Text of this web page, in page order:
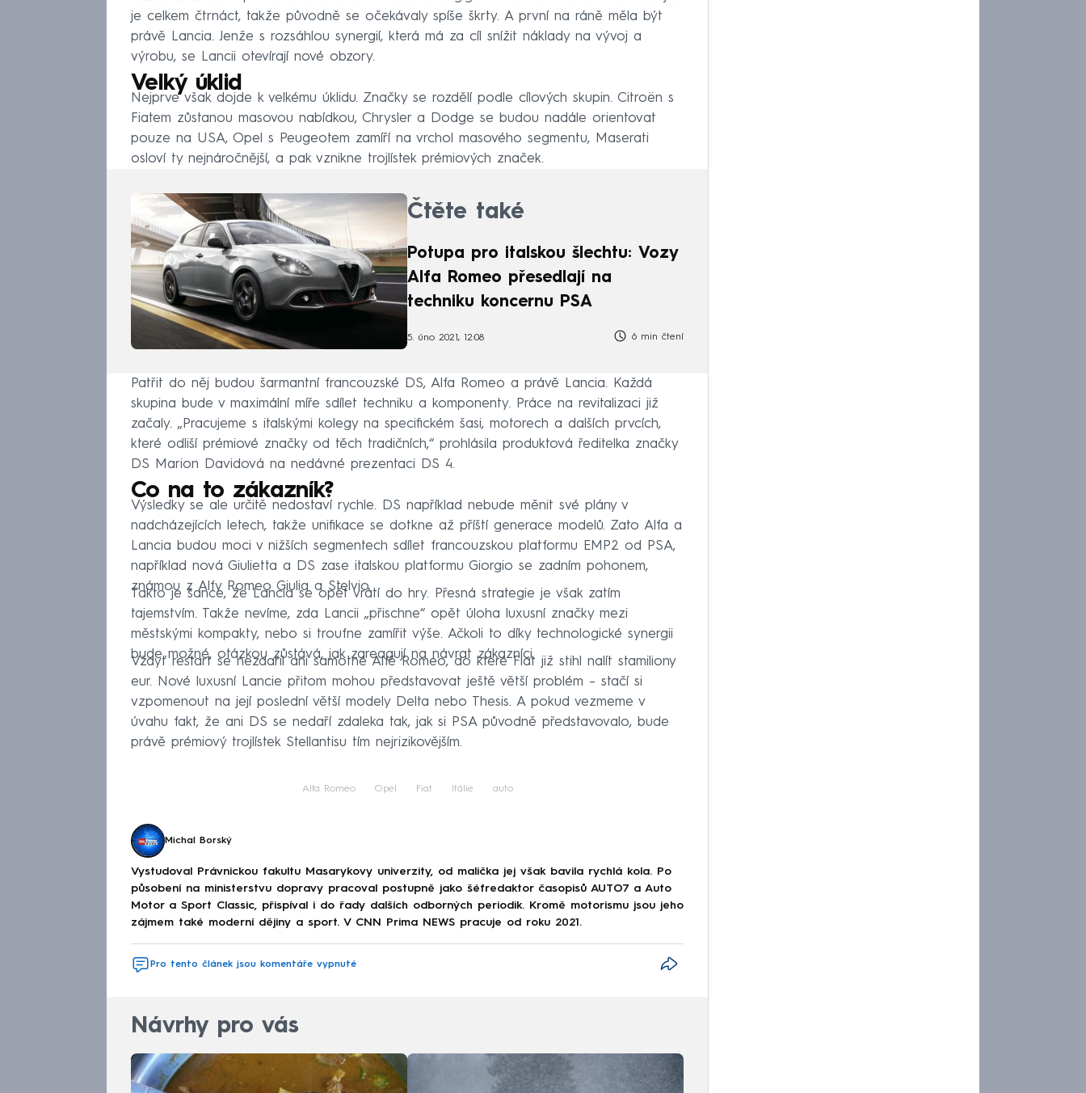
je celkem čtrnáct, takže původně se očekávaly spíše škrty. A první na ráně měla být
právě Lancia. Jenže s rozsáhlou synergií, která má za cíl snížit náklady na vývoj a
výrobu, se Lancii otevírají nové obzory.
Velký úklid
Nejprve však dojde k velkému úklidu. Značky se rozdělí podle cílových skupin. Citroën s
Fiatem zůstanou masovou nabídkou, Chrysler a Dodge se budou nadále orientovat
pouze na USA, Opel s Peugeotem zamíří na vrchol masového segmentu, Maserati
osloví ty nejnáročnější, a pak vznikne trojlístek prémiových značek.
Čtěte také
Potupa pro italskou šlechtu: Vozy
Alfa Romeo přesedlají na
techniku koncernu PSA
5. úno 2021, 12:08 6 min čtení
Patřit do něj budou šarmantní francouzské DS, Alfa Romeo a právě Lancia. Každá
skupina bude v maximální míře sdílet techniku ​​a komponenty. Práce na revitalizaci již
začaly. „Pracujeme s italskými kolegy na specifickém šasi, motorech a dalších prvcích,
které odliší prémiové značky od těch tradičních,“ prohlásila produktová ředitelka značky
DS Marion Davidová na nedávné prezentaci DS 4.
Co na to zákazník?
Výsledky se ale určitě nedostaví rychle. DS například nebude měnit své plány v
nadcházejících letech, takže unifikace se dotkne až příští generace modelů. Zato Alfa a
Lancia budou moci v nižších segmentech sdílet francouzskou platformu EMP2 od PSA,
například nová Giulietta a DS zase italskou platformu Giorgio se zadním pohonem,
známou z Alfy Romeo Giulia a Stelvio.
Takto je šance, že Lancia se opět vrátí do hry. Přesná strategie je však zatím
tajemstvím. Takže nevíme, zda Lancii „přischne“ opět úloha luxusní značky mezi
městskými kompakty, nebo si troufne zamířit výše. Ačkoli to díky technologické synergii
bude možné, otázkou zůstává, jak zareagují na návrat zákazníci.
Vždyť restart se nezdařil ani samotné Alfě Romeo, do které Fiat již stihl nalít stamiliony
eur. Nové luxusní Lancie přitom mohou představovat ještě větší problém – stačí si
vzpomenout na její poslední větší modely Delta nebo Thesis. A pokud vezmeme v
úvahu fakt, že ani DS se nedaří zdaleka tak, jak si PSA původně představovalo, bude
právě prémiový trojlístek Stellantisu tím nejrizikovějším.
Alfa Romeo Opel Fiat Itálie auto
Michal Borský
Vystudoval Právnickou fakultu Masarykovy univerzity, od malička jej však bavila rychlá kola. Po
působení na ministerstvu dopravy pracoval postupně jako šéfredaktor časopisů AUTO7 a Auto
Motor a Sport Classic, přispíval i do řady dalších odborných periodik. Kromě motorismu jsou jeho
zájmem také moderní dějiny a sport. V CNN Prima NEWS pracuje od roku 2021.
Pro tento článek jsou komentáře vypnuté
Návrhy pro vás